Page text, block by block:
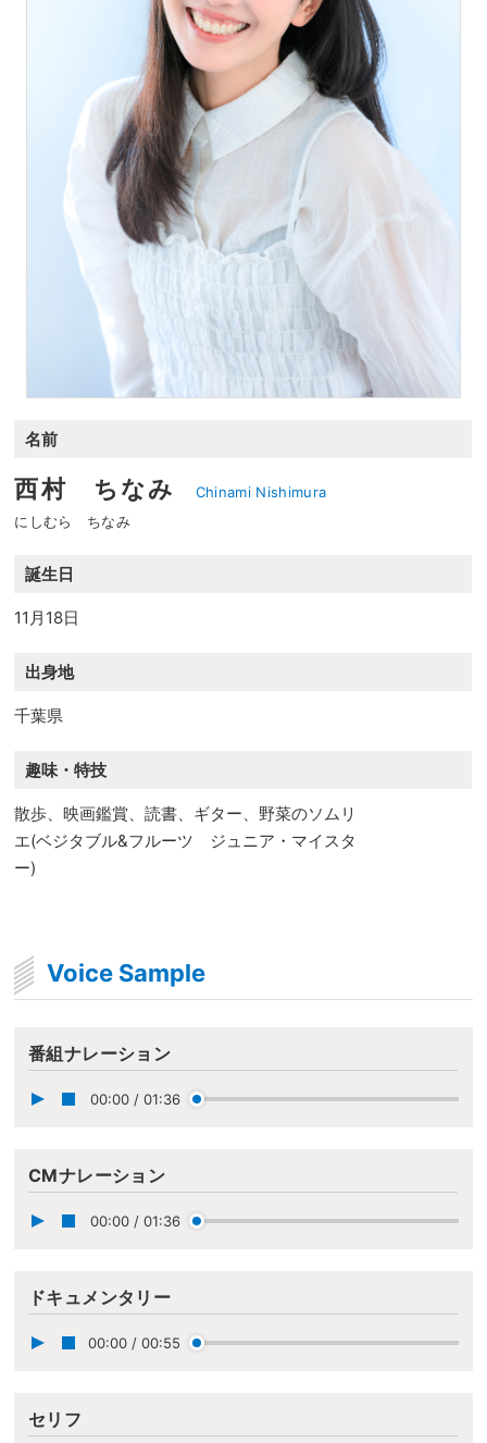
名前
西村 ちなみ
Chinami Nishimura
にしむら ちなみ
誕生日
11月18日
出身地
千葉県
趣味・特技
散歩、映画鑑賞、読書、ギター、野菜のソムリ
エ(ベジタブル&フルーツ ジュニア・マイスタ
ー)
Voice Sample
番組ナレーション
00:00 / 01:36
CMナレーション
00:00 / 01:36
ドキュメンタリー
00:00 / 00:55
セリフ